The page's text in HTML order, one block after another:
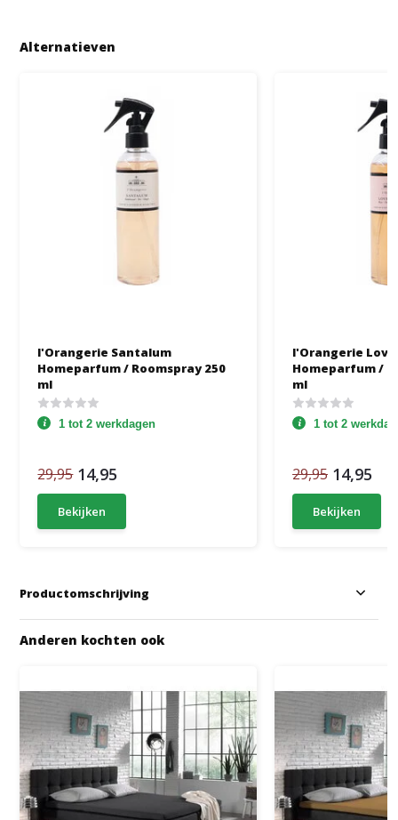
Alternatieven
l'Orangerie Santalum
Homeparfum / Roomspray 250
ml
1 tot 2 werkdagen
29,95 14,95
Bekijken
l'Orangerie
Homeparfum /
ml
1 tot 2
29,95 14,95
Bekijken
Productomschrijving
Anderen kochten ook